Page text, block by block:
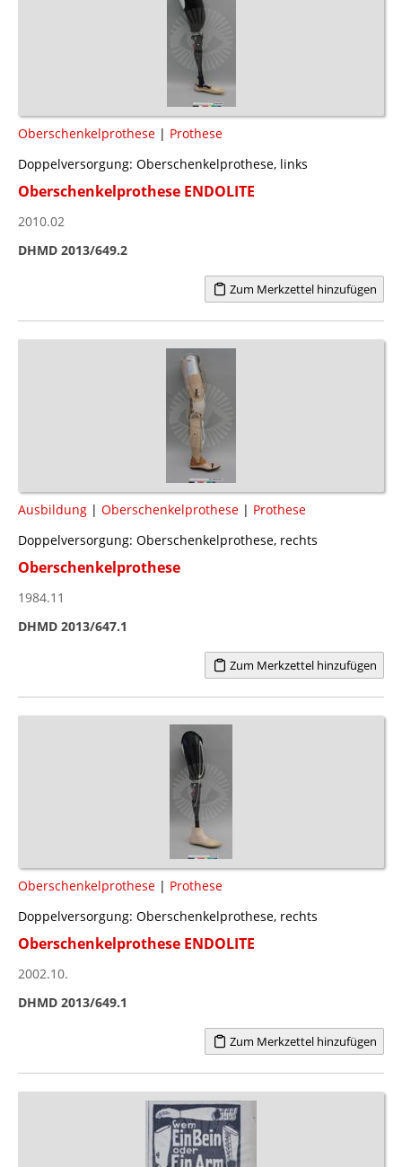
Oberschenkelprothese | Prothese
Doppelversorgung: Oberschenkelprothese, links
Oberschenkelprothese ENDOLITE
2010.02
DHMD 2013/649.2
Zum Merkzettel hinzufügen
Ausbildung | Oberschenkelprothese | Prothese
Doppelversorgung: Oberschenkelprothese, rechts
Oberschenkelprothese
1984.11
DHMD 2013/647.1
Zum Merkzettel hinzufügen
Oberschenkelprothese | Prothese
Doppelversorgung: Oberschenkelprothese, rechts
Oberschenkelprothese ENDOLITE
2002.10.
DHMD 2013/649.1
Zum Merkzettel hinzufügen